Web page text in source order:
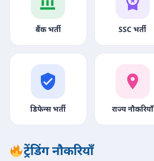
बैंक भर्ती SSC भर्ती
डिफेन्स भर्ती राज्य नौकरियाँ
ट्रेंडिंग नौकरियाँ